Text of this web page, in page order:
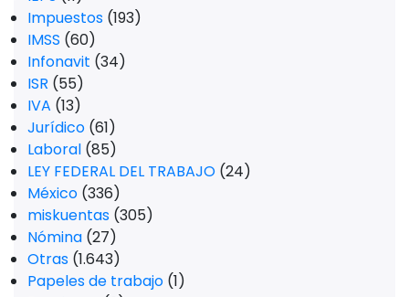
Impuestos (193)
IMSS (60)
Infonavit (34)
ISR (55)
IVA (13)
Jurídico (61)
Laboral (85)
LEY FEDERAL DEL TRABAJO (24)
México (336)
miskuentas (305)
Nómina (27)
Otras (1.643)
Papeles de trabajo (1)